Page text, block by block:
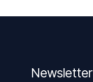
Newsletter